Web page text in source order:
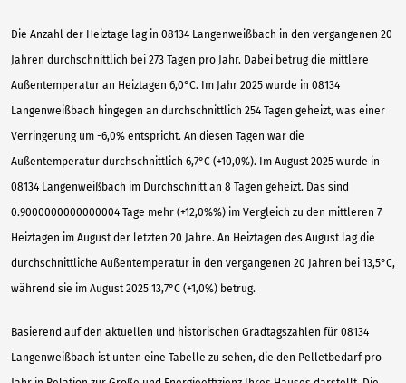
Die Anzahl der Heiztage lag in 08134 Langenweißbach in den vergangenen 20
Jahren durchschnittlich bei 273 Tagen pro Jahr. Dabei betrug die mittlere
Außentemperatur an Heiztagen 6,0°C. Im Jahr 2025 wurde in 08134
Langenweißbach hingegen an durchschnittlich 254 Tagen geheizt, was einer
Verringerung um -6,0% entspricht. An diesen Tagen war die
Außentemperatur durchschnittlich 6,7°C (+10,0%). Im August 2025 wurde in
08134 Langenweißbach im Durchschnitt an 8 Tagen geheizt. Das sind
0.9000000000000004 Tage mehr (+12,0%%) im Vergleich zu den mittleren 7
Heiztagen im August der letzten 20 Jahre. An Heiztagen des August lag die
durchschnittliche Außentemperatur in den vergangenen 20 Jahren bei 13,5°C,
während sie im August 2025 13,7°C (+1,0%) betrug.
Basierend auf den aktuellen und historischen Gradtagszahlen für 08134
Langenweißbach ist unten eine Tabelle zu sehen, die den Pelletbedarf pro